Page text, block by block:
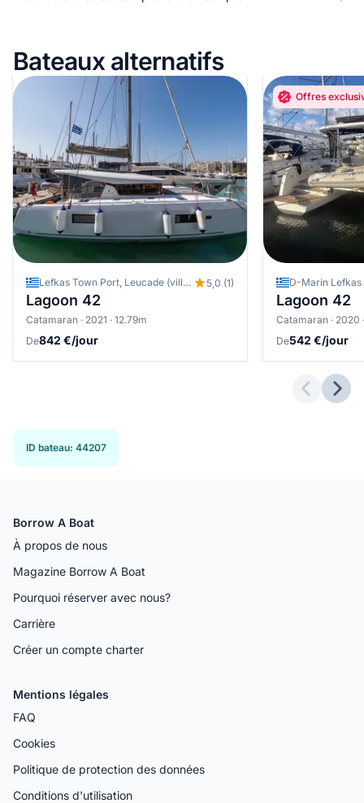
Bateaux alternatifs
Lefkas Town Port, Leucade (ville), Grèce 5,0 (1)
Lagoon 42
Catamaran · 2021 · 12.79m
De842 €/jour
Offres
Lagoon 42
Catamaran · 2020
De542 €/jour
ID bateau: 44207
Borrow A Boat
À propos de nous
Magazine Borrow A Boat
Pourquoi réserver avec nous?
Carrière
Créer un compte charter
Mentions légales
FAQ
Cookies
Politique de protection des données
Conditions d'utilisation